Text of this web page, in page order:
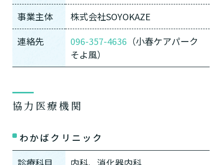
事業主体
株式会社SOYOKAZE
連絡先
096-357-4636 （小春ケアパーク
そよ風）
協力医療機関
わかばクリニック